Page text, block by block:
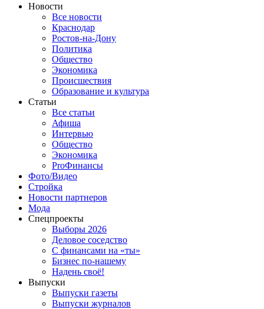
Новости
Все новости
Краснодар
Ростов-на-Дону
Политика
Общество
Экономика
Происшествия
Образование и культура
Статьи
Все статьи
Афиша
Интервью
Общество
Экономика
ProФинансы
Фото/Видео
Стройка
Новости партнеров
Мода
Спецпроекты
Выборы 2026
Деловое соседство
С финансами на «ты»
Бизнес по-нашему
Надень своё!
Выпуски
Выпуски газеты
Выпуски журналов